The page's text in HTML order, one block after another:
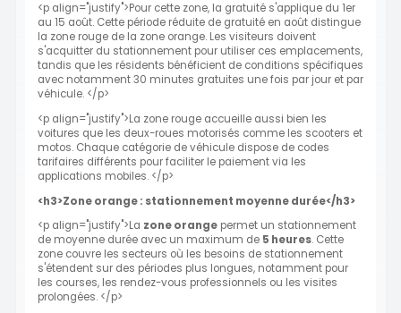
<p align="justify">Pour cette zone, la gratuité s'applique du 1er
au 15 août. Cette période réduite de gratuité en août distingue
la zone rouge de la zone orange. Les visiteurs doivent
s'acquitter du stationnement pour utiliser ces emplacements,
tandis que les résidents bénéficient de conditions spécifiques
avec notamment 30 minutes gratuites une fois par jour et par
véhicule. </p>
<p align="justify">La zone rouge accueille aussi bien les
voitures que les deux-roues motorisés comme les scooters et
motos. Chaque catégorie de véhicule dispose de codes
tarifaires différents pour faciliter le paiement via les
applications mobiles. </p>
<h3>Zone orange : stationnement moyenne durée</h3>
<p align="justify">La zone orange permet un stationnement
de moyenne durée avec un maximum de 5 heures. Cette
zone couvre les secteurs où les besoins de stationnement
s'étendent sur des périodes plus longues, notamment pour
les courses, les rendez-vous professionnels ou les visites
prolongées. </p>